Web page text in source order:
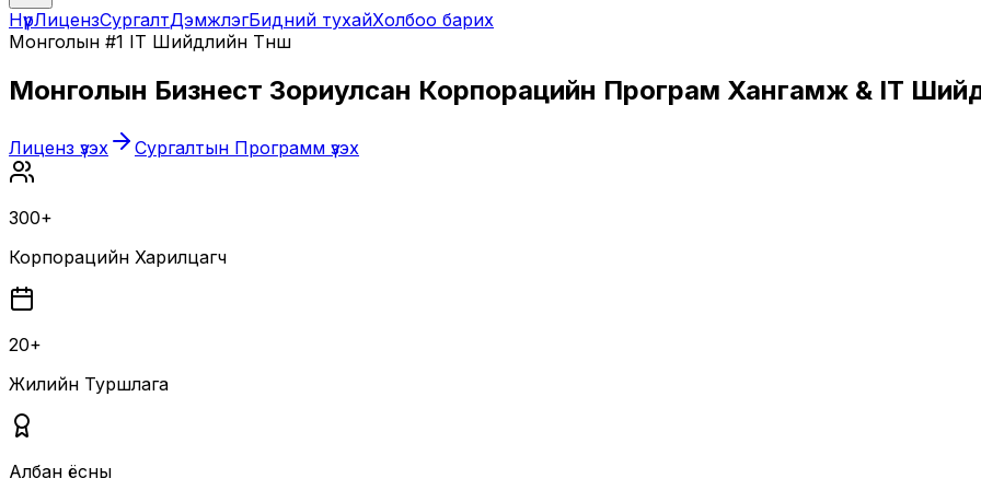
НүүрЛицензСургалтДэмжлэгБидний тухайХолбоо барих
Монголын #1 IT Шийдлийн Түнш
Монголын Бизнест Зориулсан Корпорацийн Програм Хангамж & IT
Лиценз үзэх Сургалтын Программ үзэх
300+
Корпорацийн Харилцагч
20+
Жилийн Туршлага
Албан ёсны